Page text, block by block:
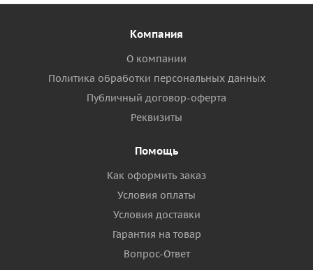
Компания
О компании
Политика обработки персональных данных
Публичный договор-оферта
Реквизиты
Помощь
Как оформить заказ
Условия оплаты
Условия доставки
Гарантия на товар
Вопрос-Ответ